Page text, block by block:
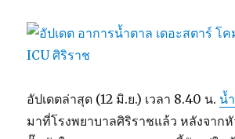
อัปเดตล่าสุด (12 มิ.ย.) เวลา 8.40 น. น้
มาที่โรงพยาบาลศิริราชแล้ว หลังจากหั